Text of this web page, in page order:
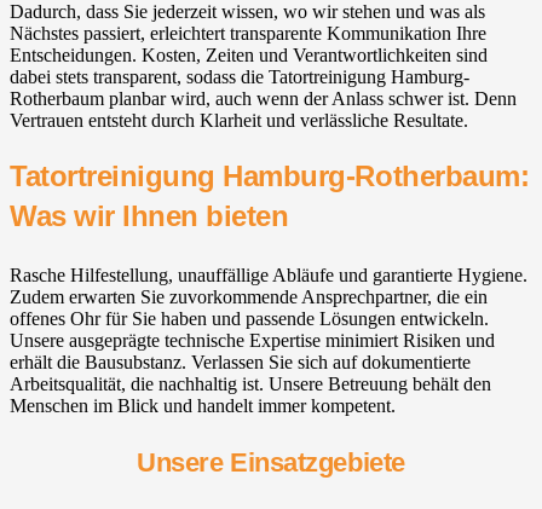
Dadurch, dass Sie jederzeit wissen, wo wir stehen und was als
Nächstes passiert, erleichtert transparente Kommunikation Ihre
Entscheidungen. Kosten, Zeiten und Verantwortlichkeiten sind
dabei stets transparent, sodass die Tatortreinigung Hamburg-
Rotherbaum planbar wird, auch wenn der Anlass schwer ist. Denn
Vertrauen entsteht durch Klarheit und verlässliche Resultate.
Tatortreinigung Hamburg-Rotherbaum:
Was wir Ihnen bieten
Rasche Hilfestellung, unauffällige Abläufe und garantierte Hygiene.
Zudem erwarten Sie zuvorkommende Ansprechpartner, die ein
offenes Ohr für Sie haben und passende Lösungen entwickeln.
Unsere ausgeprägte technische Expertise minimiert Risiken und
erhält die Bausubstanz. Verlassen Sie sich auf dokumentierte
Arbeitsqualität, die nachhaltig ist. Unsere Betreuung behält den
Menschen im Blick und handelt immer kompetent.
Unsere Einsatzgebiete